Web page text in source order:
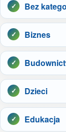
Bez
Biznes
Dzieci
Edukacja